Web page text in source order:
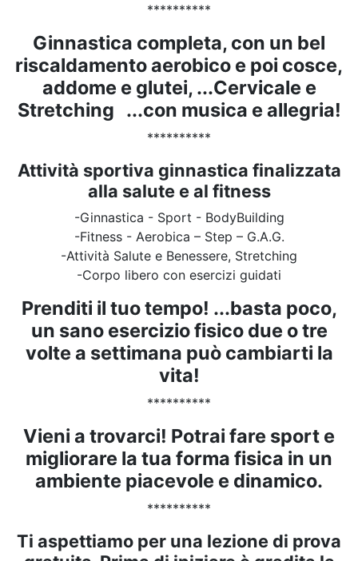
**********
Ginnastica completa, con un bel
riscaldamento aerobico e poi cosce,
addome e glutei, ...Cervicale e
Stretching ...con musica e allegria!
**********
Attività sportiva ginnastica finalizzata
alla salute e al fitness
-Ginnastica - Sport - BodyBuilding
-Fitness - Aerobica – Step – G.A.G.
-Attività Salute e Benessere, Stretching
-Corpo libero con esercizi guidati
Prenditi il tuo tempo! ...basta poco,
un sano esercizio fisico due o tre
volte a settimana può cambiarti la
vita!
**********
Vieni a trovarci! Potrai fare sport e
migliorare la tua forma fisica in un
ambiente piacevole e dinamico.
**********
Ti aspettiamo per una lezione di prova